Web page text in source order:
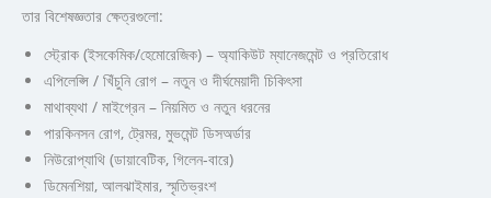
তার বিশেষজ্ঞতার ক্ষেত্রগুলো:
স্ট্রোক (ইসকেমিক/হেমোরেজিক) – অ্যাকিউট ম্যানেজমেন্ট ও প্রতিরোধ
এপিলেপ্সি / খিঁচুনি রোগ – নতুন ও দীর্ঘমেয়াদী চিকিৎসা
মাথাব্যথা / মাইগ্রেন – নিয়মিত ও নতুন ধরনের
পারকিনসন রোগ, ট্রেমর, মুভমেন্ট ডিসঅর্ডার
নিউরোপ্যাথি (ডায়াবেটিক, গিলেন-বারে)
ডিমেনশিয়া, আলঝাইমার, স্মৃতিভ্রংশ